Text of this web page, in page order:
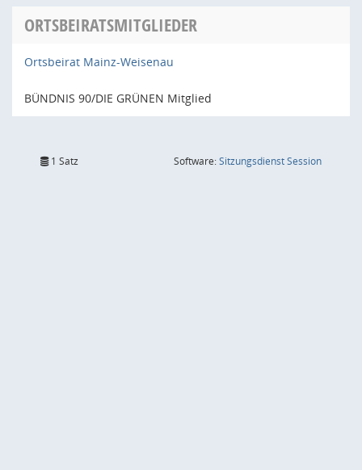
ORTSBEIRATSMITGLIEDER
Ortsbeirat Mainz-Weisenau
BÜNDNIS 90/DIE GRÜNEN Mitglied
1 Satz Software:SitzungsdienstSession(Wird in